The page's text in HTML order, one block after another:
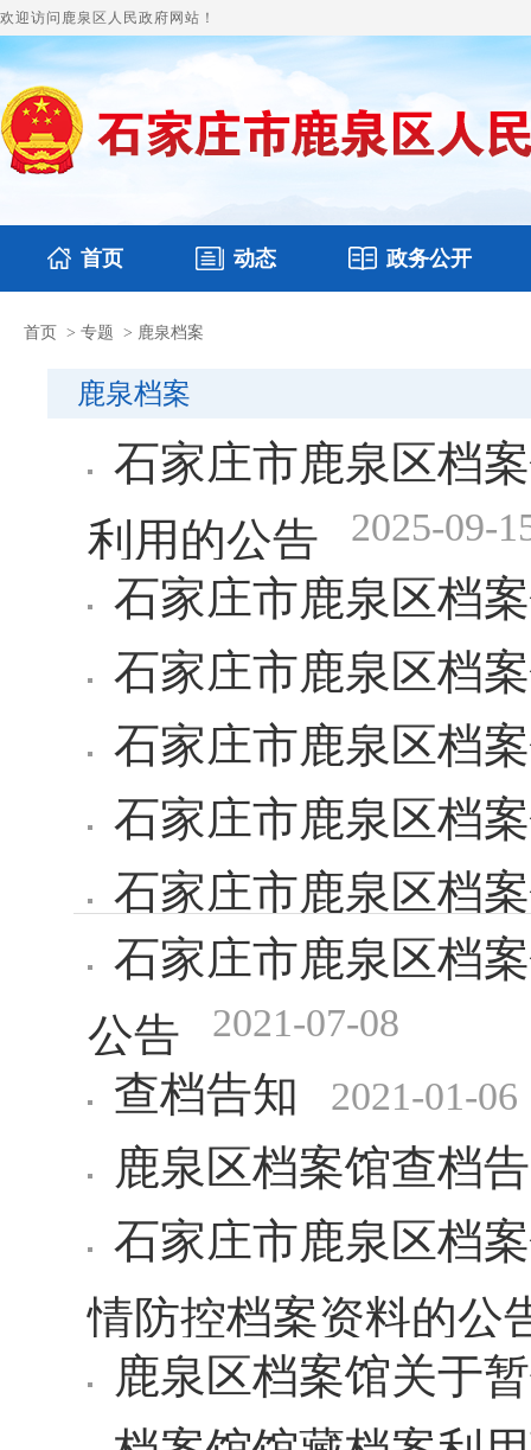
欢迎访问鹿泉区人民政府网站！
首页 动态
国务要闻
政务公开
本区文件
首页 > 专题 > 鹿泉档案
鹿泉档案
石家庄市鹿泉区档
利用的公告 2025-09-
石家庄市鹿泉区档
石家庄市鹿泉区档
石家庄市鹿泉区档
石家庄市鹿泉区档
石家庄市鹿泉区档
2023-08-01
石家庄市鹿泉区档
公告 2021-07-08
查档告知 2021-01-06
鹿泉区档案馆查档
石家庄市鹿泉区档
情防控档案资料的公
鹿泉区档案馆关于